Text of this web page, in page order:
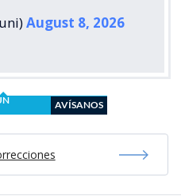
August 8, 2026
AVÍSANOS